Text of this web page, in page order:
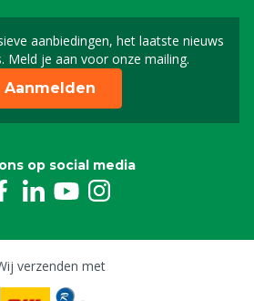
aanbiedingen, het laatste nieuws
Meld je aan voor onze mailing.
Schrijf je in voor onze
Aanmelden
op social media
verzenden met